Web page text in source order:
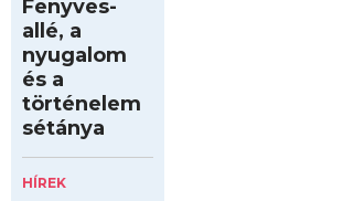
Fenyves-
allé, a
nyugalom
és a
történelem
sétánya
HÍREK